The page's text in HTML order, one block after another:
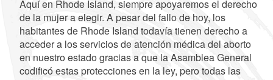
Aquí en Rhode Island, siempre apoyaremos el derecho
de la mujer a elegir. A pesar del fallo de hoy, los
habitantes de Rhode Island todavía tienen derecho a
acceder a los servicios de atención médica del aborto
en nuestro estado gracias a que la Asamblea General
codificó estas protecciones en la ley, pero todas las